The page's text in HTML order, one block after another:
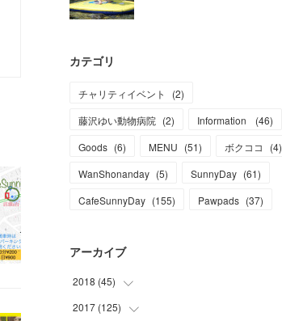
カテゴリ
チャリティイベント (2)
藤沢ゆい動物病院 (2) Information (46)
Goods (6) MENU (51) ボクココ (4)
WanShonanday (5) SunnyDay (61)
CafeSunnyDay (155) Pawpads (37)
アーカイブ
2018 (45)
(1)
2017 (125)